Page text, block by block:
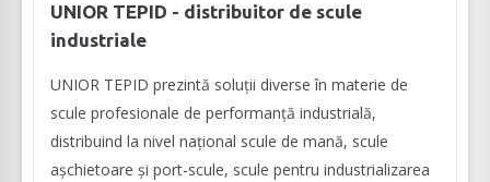
UNIOR TEPID - distribuitor de scule
industriale
UNIOR TEPID prezintă soluții diverse în materie de
scule profesionale de performanță industrială,
distribuind la nivel național scule de mană, scule
așchietoare și port-scule, scule pentru industrializarea